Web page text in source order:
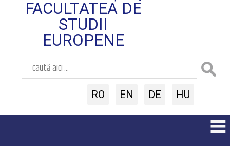
FACULTATEA DE
STUDII
EUROPENE
RO EN DE HU